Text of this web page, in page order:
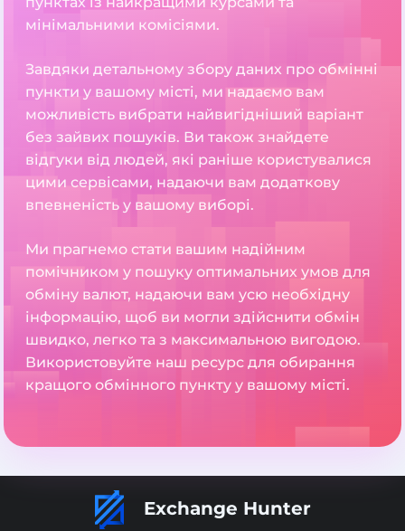
мінімальними комісіями.
Завдяки детальному збору даних про обмінні
пункти у вашому місті, ми надаємо вам
можливість вибрати найвигідніший варіант
без зайвих пошуків. Ви також знайдете
відгуки від людей, які раніше користувалися
цими сервісами, надаючи вам додаткову
впевненість у вашому виборі.
Ми прагнемо стати вашим надійним
помічником у пошуку оптимальних умов для
обміну валют, надаючи вам усю необхідну
інформацію, щоб ви могли здійснити обмін
швидко, легко та з максимальною вигодою.
Використовуйте наш ресурс для обирання
кращого обмінного пункту у вашому місті.
Exchange Hunter